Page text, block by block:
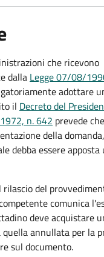
che ricevono
dalla Legge 07/08/
adottare
il Decreto del
n. 642 prevede
della
debba essere apposta
del
comunica
deve acquistare
quella annullata per la
sul documento.